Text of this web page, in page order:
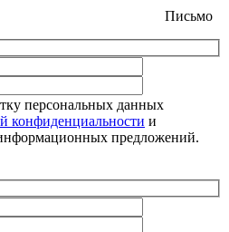
Письмо
персональных данных
конфиденциальности и
предложений.